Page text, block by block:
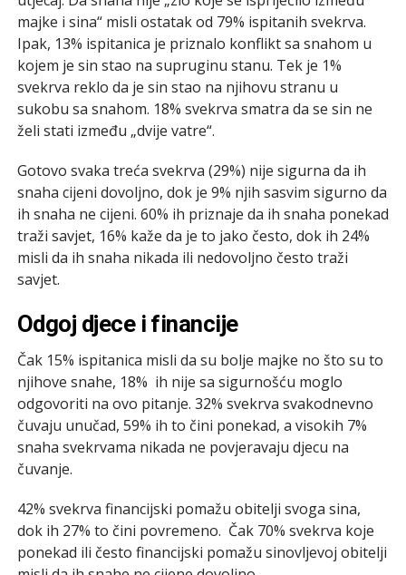
majke i sina“ misli ostatak od 79% ispitanih svekrva.
Ipak, 13% ispitanica je priznalo konflikt sa snahom u
kojem je sin stao na supruginu stanu. Tek je 1%
svekrva reklo da je sin stao na njihovu stranu u
sukobu sa snahom. 18% svekrva smatra da se sin ne
želi stati između „dvije vatre“.
Gotovo svaka treća svekrva (29%) nije sigurna da ih
snaha cijeni dovoljno, dok je 9% njih sasvim sigurno da
ih snaha ne cijeni. 60% ih priznaje da ih snaha ponekad
traži savjet, 16% kaže da je to jako često, dok ih 24%
misli da ih snaha nikada ili nedovoljno često traži
savjet.
Odgoj djece i financije
Čak 15% ispitanica misli da su bolje majke no što su to
njihove snahe, 18% ih nije sa sigurnošću moglo
odgovoriti na ovo pitanje. 32% svekrva svakodnevno
čuvaju unučad, 59% ih to čini ponekad, a visokih 7%
snaha svekrvama nikada ne povjeravaju djecu na
čuvanje.
42% svekrva financijski pomažu obitelji svoga sina,
dok ih 27% to čini povremeno. Čak 70% svekrva koje
ponekad ili često financijski pomažu sinovljevoj obitelji